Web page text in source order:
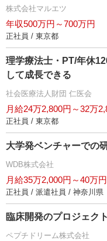
株式会社マルエツ
年収500万円～700万円
正社員 / 東京都
理学療法士・PT/年休
して成長できる
社会医療法人財団 仁医会
月給24万2,800円～32万
正社員 / 東京都
大学発ベンチャーでの
WDB株式会社
月給35万2,000円～40万円
正社員 / 派遣社員 / 神奈川県
臨床開発のプロジェク
ペプチドリーム株式会社